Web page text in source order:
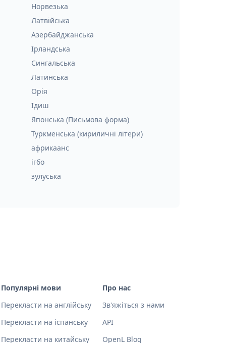
Норвезька
Латвійська
Азербайджанська
Ірландська
Сингальська
Латинська
Орія
Ідиш
Японська (Письмова форма)
Туркменська (кириличні літери)
африкаанс
ігбо
зулуська
Популярні мови
Перекласти на англійську
Перекласти на іспанську
Перекласти на китайську
Про нас
Зв'яжіться з нами
API
OpenL Blog